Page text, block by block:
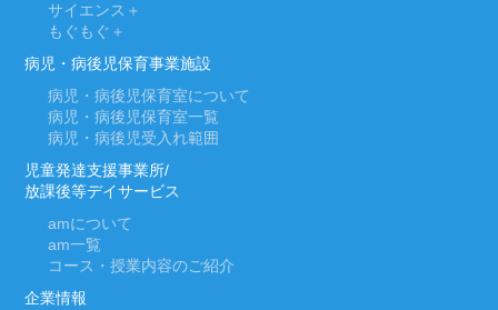
サイエンス＋
もぐもぐ＋
病児・病後児保育事業施設
病児・病後児保育室について
病児・病後児保育室一覧
病児・病後児受入れ範囲
児童発達支援事業所/
放課後等デイサービス
amについて
am一覧
コース・授業内容のご紹介
企業情報